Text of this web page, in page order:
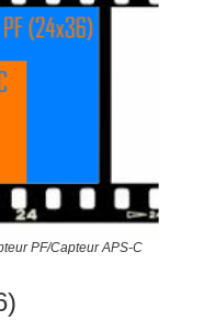
PF/Capteur APS-C